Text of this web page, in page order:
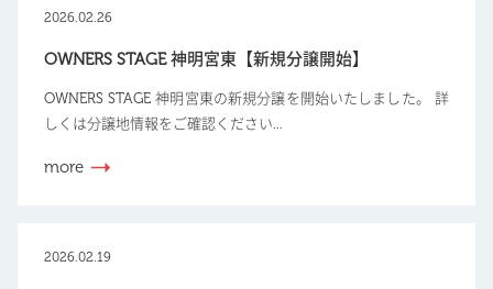
2026.02.26
OWNERS STAGE 神明宮東【新規分譲開始】
OWNERS STAGE 神明宮東の新規分譲を開始いたしました。 詳
しくは分譲地情報をご確認ください...
more
2026.02.19